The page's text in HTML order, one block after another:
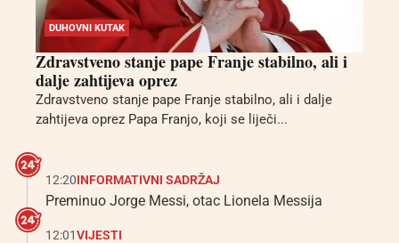
DUHOVNI KUTAK
Zdravstveno stanje pape Franje stabilno, ali i
dalje zahtijeva oprez
Zdravstveno stanje pape Franje stabilno, ali i dalje
zahtijeva oprez Papa Franjo, koji se liječi...
12:20INFORMATIVNI SADRŽAJ
Preminuo Jorge Messi, otac Lionela Messija
12:01VIJESTI